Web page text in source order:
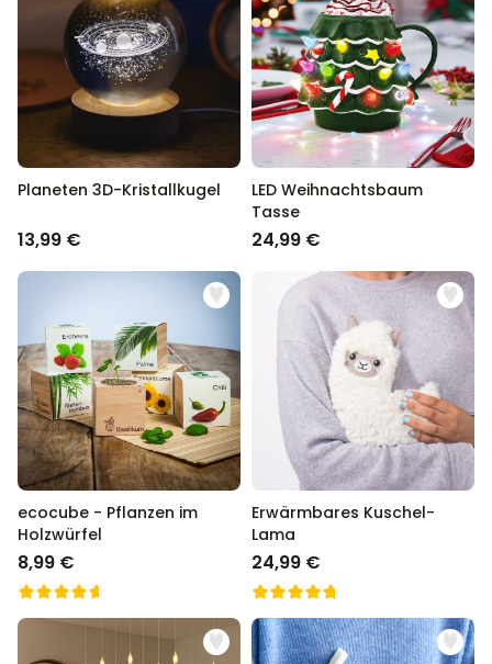
Planeten 3D-Kristallkugel
13,99 €
LED Weihnachtsbaum
Tasse
24,99 €
ecocube - Pflanzen im
Holzwürfel
8,99 €
Erwärmbares Kuschel-
Lama
24,99 €